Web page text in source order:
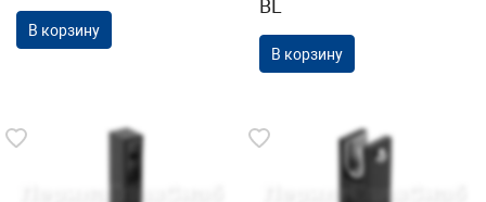
В корзину
BL
В корзину